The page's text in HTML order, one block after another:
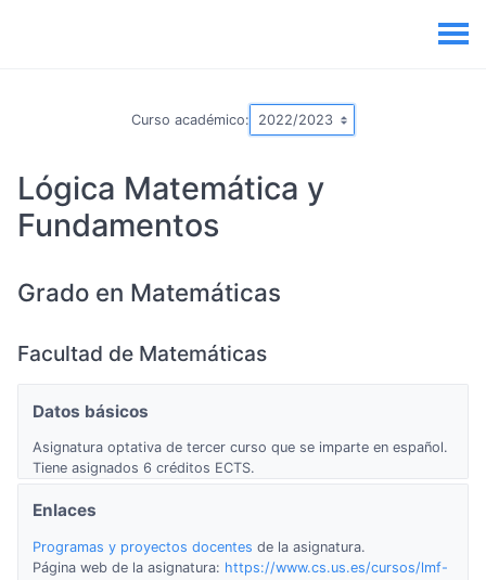
Curso académico:
Lógica Matemática y
Fundamentos
Grado en Matemáticas
Facultad de Matemáticas
Datos básicos
Asignatura optativa de tercer curso que se imparte en español.
Tiene asignados 6 créditos ECTS.
Enlaces
Programas y proyectos docentes de la asignatura.
Página web de la asignatura: https://www.cs.us.es/cursos/lmf-